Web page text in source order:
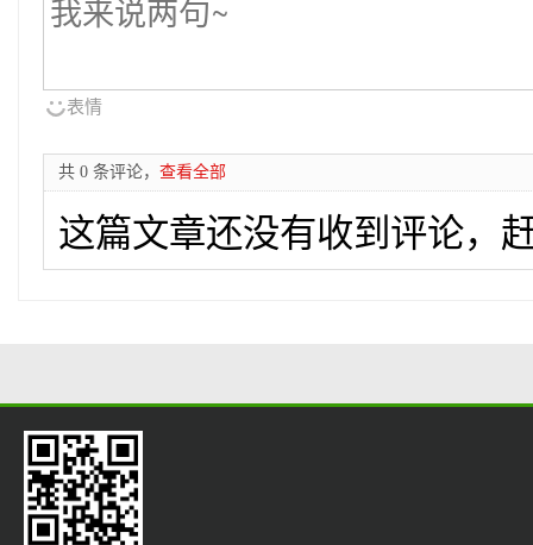
表情
共 0 条评论， 查看全部
这篇文章还没有收到评论，